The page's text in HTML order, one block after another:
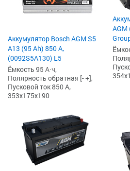
Аккумулятор Bosch AGM S5
А13 (95 Ah) 850 А,
(0092S5A130) L5
Ёмкость 95 А·ч,
Полярность обратная [- +],
Пусковой ток 850 А,
353x175x190
AGM